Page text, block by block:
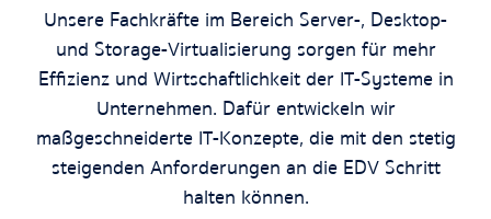
Unsere Fachkräfte im Bereich Server-, Desktop-
und Storage-Virtualisierung sorgen für mehr
Effizienz und Wirtschaftlichkeit der IT-Systeme in
Unternehmen. Dafür entwickeln wir
maßgeschneiderte IT-Konzepte, die mit den stetig
steigenden Anforderungen an die EDV Schritt
halten können.